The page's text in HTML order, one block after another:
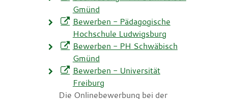
Gmünd
Bewerben - Pädagogische
Hochschule Ludwigsburg
Bewerben - PH Schwäbisch
Gmünd
Bewerben - Universität
Freiburg
Die Onlinebewerbung bei der